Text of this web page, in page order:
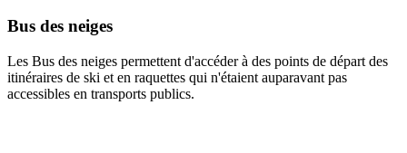
Bus des neiges
Les Bus des neiges permettent d'accéder à des points de départ des
itinéraires de ski et en raquettes qui n'étaient auparavant pas
accessibles en transports publics.